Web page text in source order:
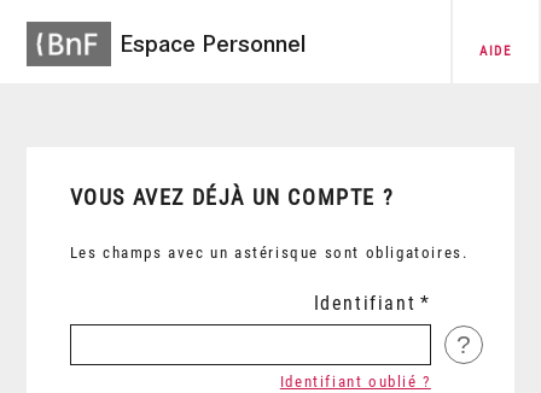
Espace Personnel AIDE
VOUS AVEZ DÉJÀ UN COMPTE ?
Les champs avec un astérisque sont obligatoires.
Identifiant
?
Identifiant oublié ?